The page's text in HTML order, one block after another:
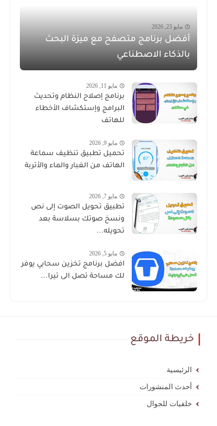
مايو 23, 2026
أفضل برنامج متصفح مع ميزة البحث
بالذكاء الاصطناعي
مايو 11, 2026
برنامج إصلاح النظام وتحديث
البرامج وإستكشاف الأخطاء
للهاتف
مايو 9, 2026
تحميل تطبيق تنظيف سماعة
الهاتف من الغبار والماء والأتربة
مايو 7, 2026
تطبيق تحويل الصوت إلى نص
ونسخ صوتك بسلاسة بعد
تحويله...
مايو 5, 2026
افضل برنامج تخزين سحابي يوفر
لك مساحة تصل الى تيرا...
خريطة الموقع
الرئيسية
أحدث المنشورات
خلفيات للجوال